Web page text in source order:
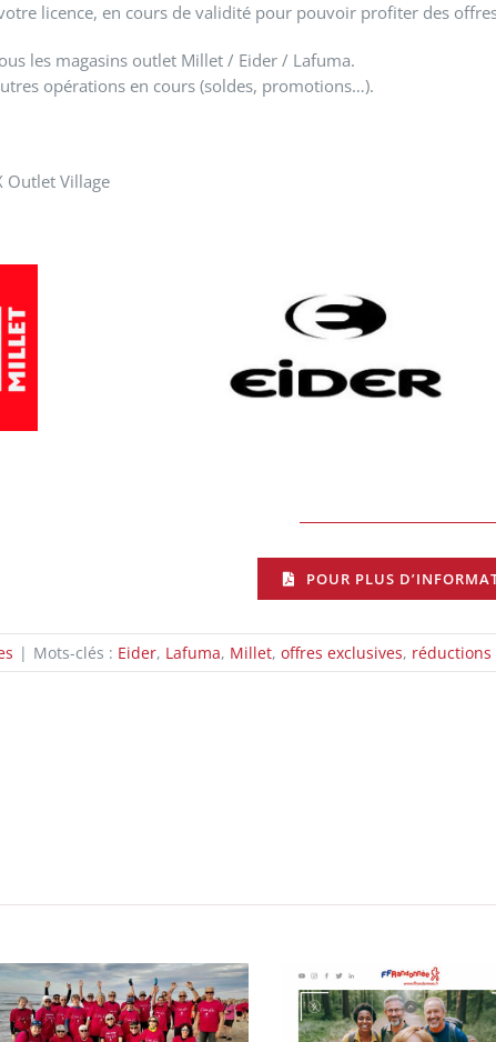
licence, en cours de validité pour pouvoir profiter des
les magasins outlet Millet / Eider / Lafuma.
opérations en cours (soldes, promotions…).
Outlet Village
POUR PLUS
| Mots-clés : Eider, Lafuma, Millet, offres exclusives, réductions